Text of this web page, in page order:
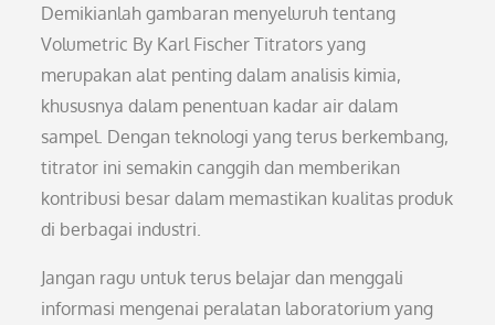
Demikianlah gambaran menyeluruh tentang
Volumetric By Karl Fischer Titrators yang
merupakan alat penting dalam analisis kimia,
khususnya dalam penentuan kadar air dalam
sampel. Dengan teknologi yang terus berkembang,
titrator ini semakin canggih dan memberikan
kontribusi besar dalam memastikan kualitas produk
di berbagai industri.
Jangan ragu untuk terus belajar dan menggali
informasi mengenai peralatan laboratorium yang